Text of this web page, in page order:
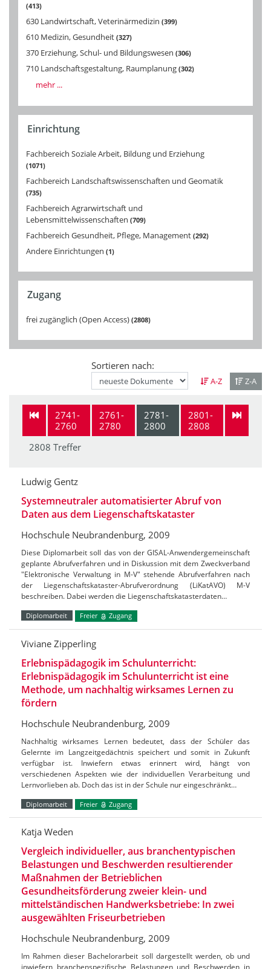
413
630 Landwirtschaft, Veterinärmedizin 399
610 Medizin, Gesundheit 327
370 Erziehung, Schul- und Bildungswesen 306
710 Landschaftsgestaltung, Raumplanung 302
mehr ...
Einrichtung
Fachbereich Soziale Arbeit, Bildung und Erziehung
1071
Fachbereich Landschaftswissenschaften und Geomatik
735
Fachbereich Agrarwirtschaft und
Lebensmittelwissenschaften 709
Fachbereich Gesundheit, Pflege, Management 292
Andere Einrichtungen 1
Zugang
frei zugänglich (Open Access) 2808
Sortieren nach:
A-Z Z-A
2741-
2760
2761-
2780
2781-
2800
2801-
2808
2808 Treffer
Ludwig Gentz
Systemneutraler automatisierter Abruf von
Daten aus dem Liegenschaftskataster
Hochschule Neubrandenburg, 2009
Diese Diplomarbeit soll das von der GISAL-Anwendergemeinschaft
geplante Abrufverfahren und in Diskussion mit dem Zweckverband
"Elektronische Verwaltung in M-V" stehende Abrufverfahren nach
der Liegenschaftskataster-Abrufverordnung (LiKatAVO) M-V
beschreiben. Dabei werden die Liegenschaftskatasterdaten…
Diplomarbeit Freier Zugang
Viviane Zipperling
Erlebnispädagogik im Schulunterricht:
Erlebnispädagogik im Schulunterricht ist eine
Methode, um nachhaltig wirksames Lernen zu
fördern
Hochschule Neubrandenburg, 2009
Nachhaltig wirksames Lernen bedeutet, dass der Schüler das
Gelernte im Langzeitgedächtnis speichert und somit in Zukunft
verfügbar ist. Inwiefern etwas erinnert wird, hängt von
verschiedenen Aspekten wie der individuellen Verarbeitung und
Lernvorlieben ab. Doch das ist in der Schule nur eingeschränkt…
Diplomarbeit Freier Zugang
Katja Weden
Vergleich individueller, aus branchentypischen
Belastungen und Beschwerden resultierender
Maßnahmen der Betrieblichen
Gesundheitsförderung zweier klein- und
mittelständischen Handwerksbetriebe: In zwei
ausgewählten Friseurbetrieben
Hochschule Neubrandenburg, 2009
Im Rahmen dieser Bachelorarbeit soll dargestellt werden, ob und
inwiefern branchenspezifische Belastungen und Beschwerden in